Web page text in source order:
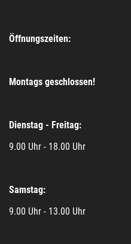
Öffnungszeiten:
Montags geschlossen!
Dienstag - Freitag:
9.00 Uhr - 18.00 Uhr
Samstag:
9.00 Uhr - 13.00 Uhr